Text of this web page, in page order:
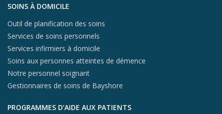
Aller au contenu du pied de page
SOINS À DOMICILE
Outil de planification des soins
Services de soins personnels
Services infirmiers à domicile
Soins aux personnes atteintes de démence
Notre personnel soignant
Gestionnaires de soins de Bayshore
PROGRAMMES D’AIDE AUX PATIENTS